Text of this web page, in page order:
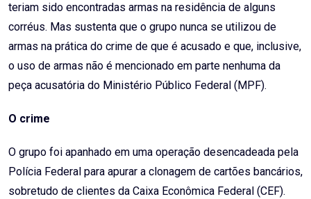
teriam sido encontradas armas na residência de alguns
corréus. Mas sustenta que o grupo nunca se utilizou de
armas na prática do crime de que é acusado e que, inclusive,
o uso de armas não é mencionado em parte nenhuma da
peça acusatória do Ministério Público Federal (MPF).
O crime
O grupo foi apanhado em uma operação desencadeada pela
Polícia Federal para apurar a clonagem de cartões bancários,
sobretudo de clientes da Caixa Econômica Federal (CEF).